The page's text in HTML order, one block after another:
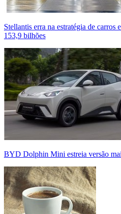
Stellantis erra na estratégia de carros
153,9 bilhões
BYD Dolphin Mini estreia versão